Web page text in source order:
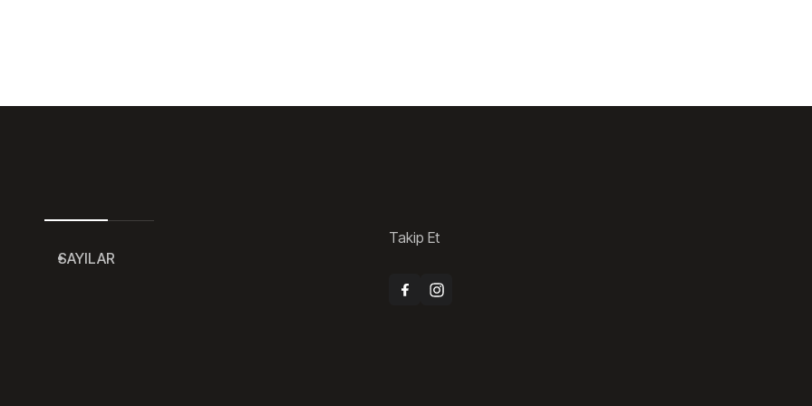
SAYILAR
Takip Et